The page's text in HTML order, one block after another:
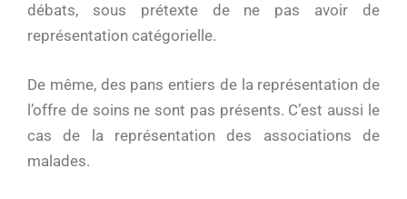
débats, sous prétexte de ne pas avoir de
représentation catégorielle.
De même, des pans entiers de la représentation de
l’offre de soins ne sont pas présents. C’est aussi le
cas de la représentation des associations de
malades.